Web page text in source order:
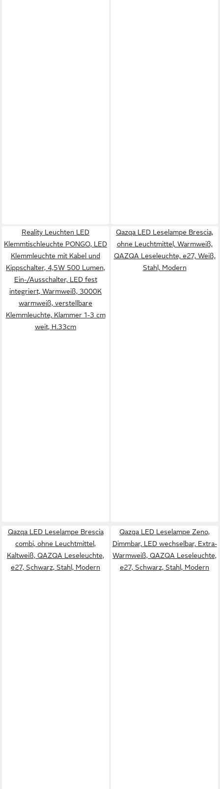
Reality Leuchten LED
Klemmtischleuchte PONGO, LED
Klemmleuchte mit Kabel und
Kippschalter, 4,5W 500 Lumen,
Ein-/Ausschalter, LED fest
integriert, Warmweiß, 3000K
warmweiß, verstellbare
Klemmleuchte, Klammer 1-3 cm
weit, H.33cm
Qazqa LED Leselampe Brescia,
ohne Leuchtmittel, Warmweiß,
QAZQA Lese­leuchte, e27, Weiß,
Stahl, Modern
Qazqa LED Leselampe Brescia
combi, ohne Leuchtmittel,
Kaltweiß, QAZQA Lese­leuchte,
e27, Schwarz, Stahl, Modern
Qazqa LED Leselampe Zeno,
Dimmbar, LED wechselbar, Extra-
Warmweiß, QAZQA Lese­leuchte,
e27, Schwarz, Stahl, Modern